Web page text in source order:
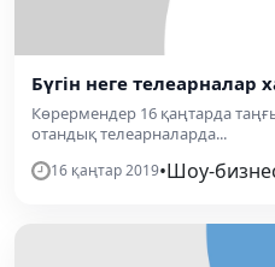
Бүгін неге телеарналар
Көрермендер 16 қаңтарда
отандық телеарналарда...
16 қаңтар 2019•Шоу-